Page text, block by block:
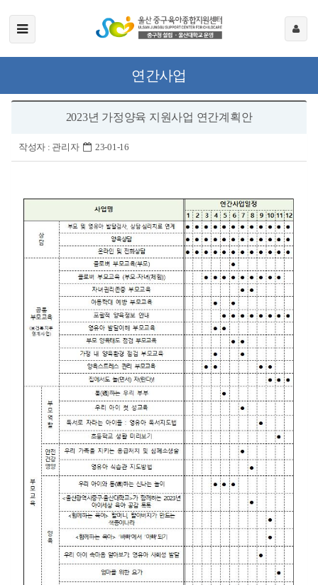
연간사업
2023년 가정양육 지원사업 연간계획안
작성자 : 관리자 23-01-16